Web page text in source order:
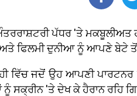
ਪੱਧਰ 'ਤੇ
ਫਿਲਮੀ ਦੁਨੀਆ ਨੂੰ ਆਪਣੇ ਬੇਟੇ
ਵਿੱਚ ਜਦੋਂ ਉਹ ਆਪਣੀ
ਸਕ੍ਰੀਨ 'ਤੇ ਦੇਖ ਕੇ ਹੈਰਾਨ ਰਹਿ